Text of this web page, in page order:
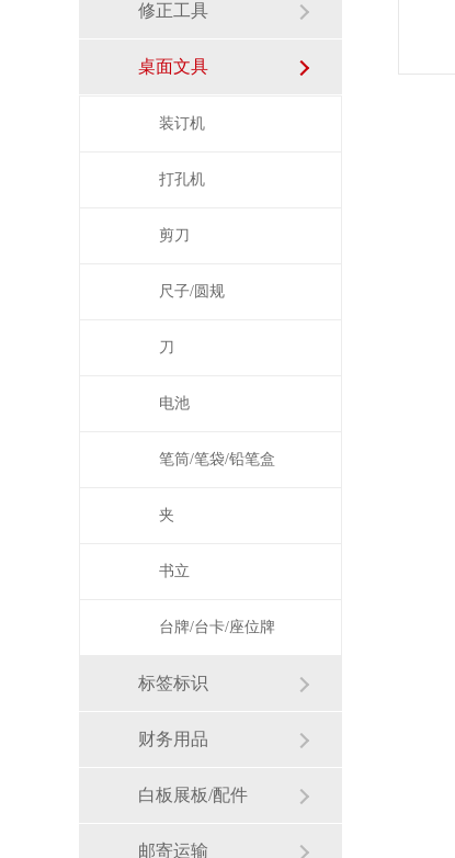
修正工具
桌面文具
装订机
打孔机
剪刀
尺子/圆规
刀
电池
笔筒/笔袋/铅笔盒
夹
书立
台牌/台卡/座位牌
标签标识
财务用品
白板展板/配件
邮寄运输